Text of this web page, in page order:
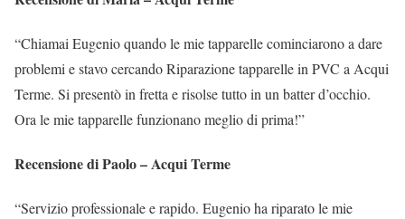
“Chiamai Eugenio quando le mie tapparelle cominciarono a dare
problemi e stavo cercando Riparazione tapparelle in PVC a Acqui
Terme. Si presentò in fretta e risolse tutto in un batter d’occhio.
Ora le mie tapparelle funzionano meglio di prima!”
Recensione di Paolo – Acqui Terme
“Servizio professionale e rapido. Eugenio ha riparato le mie